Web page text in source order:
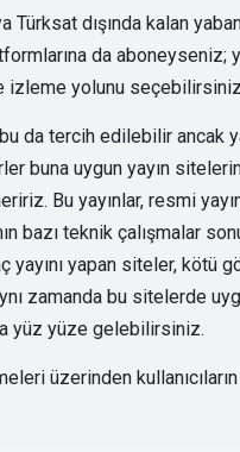
Türksat dışında kalan
da aboneyseniz;
izleme yolunu
da tercih edilebilir ancak
buna uygun yayın
Bu yayınlar, resmi
bazı teknik çalışmalar
yayını yapan siteler, kötü
zamanda bu sitelerde
yüz yüze gelebilirsiniz.
üzerinden